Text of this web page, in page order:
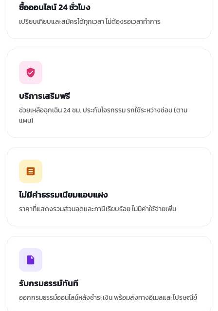
ซื้อออนไลน์ 24 ชั่วโมง
เปรียบเทียบและสมัครได้ทุกเวลา ไม่ต้องรอเวลาทำการ
บริการเสริมฟรี
ช่วยเหลือฉุกเฉิน 24 ชม. ประกันโจรกรรม รถใช้ระหว่างซ่อม (ตาม
แผน)
ไม่มีค่าธรรมเนียมแอบแฝง
ราคาที่แสดงรวมส่วนลดและภาษีเรียบร้อย ไม่มีค่าใช้จ่ายเพิ่ม
รับกรมธรรม์ทันที
ออกกรมธรรม์ออนไลน์หลังชำระเงิน พร้อมส่งทางอีเมลและไปรษณีย์